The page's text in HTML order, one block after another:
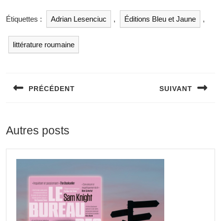
Étiquettes : Adrian Lesenciuc , Éditions Bleu et Jaune ,
littérature roumaine
PRÉCÉDENT SUIVANT
Autres posts